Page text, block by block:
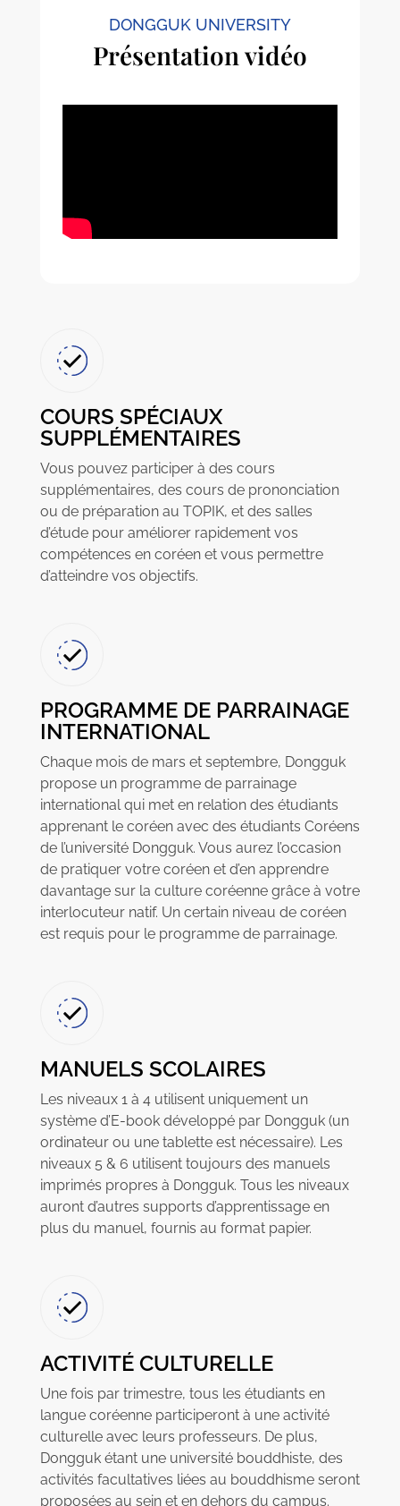
DONGGUK UNIVERSITY
Présentation vidéo
COURS SPÉCIAUX
SUPPLÉMENTAIRES
Vous pouvez participer à des cours
supplémentaires, des cours de prononciation
ou de préparation au TOPIK, et des salles
d’étude pour améliorer rapidement vos
compétences en coréen et vous permettre
d’atteindre vos objectifs.
PROGRAMME DE PARRAINAGE
INTERNATIONAL
Chaque mois de mars et septembre, Dongguk
propose un programme de parrainage
international qui met en relation des étudiants
apprenant le coréen avec des étudiants Coréens
de l’université Dongguk. Vous aurez l’occasion
de pratiquer votre coréen et d’en apprendre
davantage sur la culture coréenne grâce à votre
interlocuteur natif. Un certain niveau de coréen
est requis pour le programme de parrainage.
MANUELS SCOLAIRES
Les niveaux 1 à 4 utilisent uniquement un
système d’E-book développé par Dongguk (un
ordinateur ou une tablette est nécessaire). Les
niveaux 5 & 6 utilisent toujours des manuels
imprimés propres à Dongguk. Tous les niveaux
auront d’autres supports d’apprentissage en
plus du manuel, fournis au format papier.
ACTIVITÉ CULTURELLE
Une fois par trimestre, tous les étudiants en
langue coréenne participeront à une activité
culturelle avec leurs professeurs. De plus,
Dongguk étant une université bouddhiste, des
activités facultatives liées au bouddhisme seront
proposées au sein et en dehors du campus.